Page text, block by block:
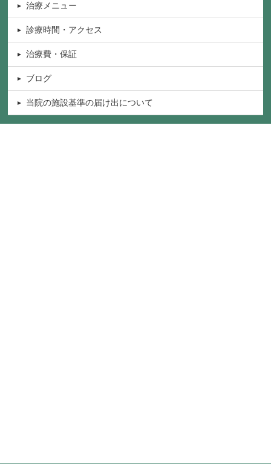
治療メニュー
診療時間・アクセス
治療費・保証
ブログ
当院の施設基準の届け出について